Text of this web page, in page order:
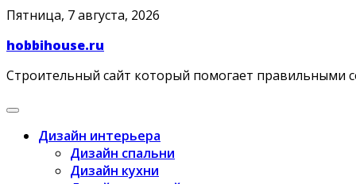
Skip
content
Пятница, 7 августа, 2026
hobbihouse.ru
Строительный сайт который помогает правильными
Дизайн интерьера
Дизайн спальни
Дизайн кухни